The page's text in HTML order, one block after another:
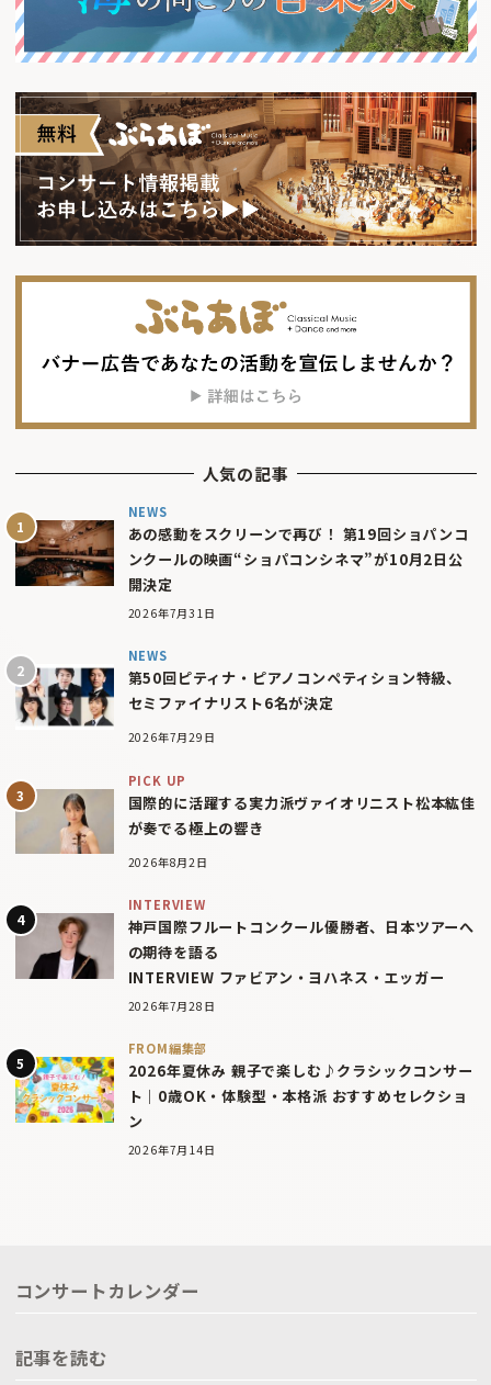
人気の記事
NEWS
あの感動をスクリーンで再び！ 第19回ショパンコ
ンクールの映画“ショパコンシネマ”が10月2日公
開決定
2026年7月31日
NEWS
第50回ピティナ・ピアノコンペティション特級、
セミファイナリスト6名が決定
2026年7月29日
PICK UP
国際的に活躍する実力派ヴァイオリニスト松本紘佳
が奏でる極上の響き
2026年8月2日
INTERVIEW
神戸国際フルートコンクール優勝者、日本ツアーへ
の期待を語る
INTERVIEW ファビアン・ヨハネス・エッガー
2026年7月28日
FROM編集部
2026年夏休み 親子で楽しむ♪クラシックコンサー
ト｜0歳OK・体験型・本格派 おすすめセレクショ
ン
2026年7月14日
コンサートカレンダー
記事を読む